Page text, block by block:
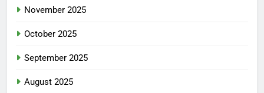
November 2025
October 2025
September 2025
August 2025